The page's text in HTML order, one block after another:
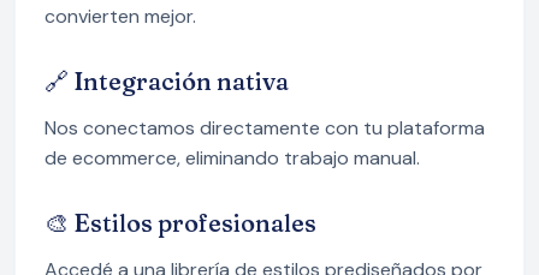
convierten mejor.
🔗 Integración nativa
Nos conectamos directamente con tu plataforma
de ecommerce, eliminando trabajo manual.
🎨 Estilos profesionales
Accedé a una librería de estilos prediseñados por